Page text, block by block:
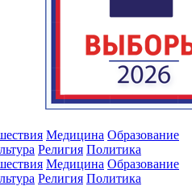
Медицина Образование
Религия Политика
Медицина Образование
Религия Политика